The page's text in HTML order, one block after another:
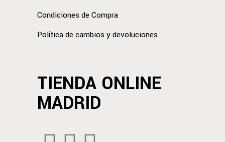
Condiciones de Compra
Política de cambios y devoluciones
TIENDA ONLINE
MADRID